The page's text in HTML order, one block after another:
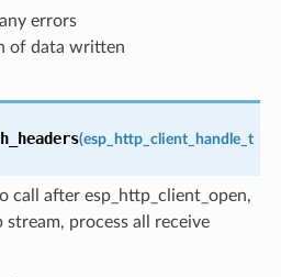
errors
of data written
(esp_http_client_handle_t
call after esp_http_client_open,
process all receive